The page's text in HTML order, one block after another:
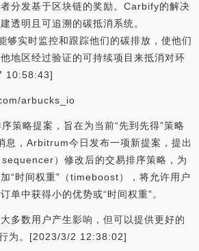
分发基于区块链的奖励。Carbify的解决
透明且可追溯的碳抵消系统。
实时监控和跟踪他们的碳排放，使他们
地区经过验证的可持续项目来抵消对环
10:58:43]
arbucks_io
策略提案，旨在为当前“先到先得”策略
息，Arbitrum今日发布一项新提案，提出
）修改后的交易排序策略，为
“时间权重”（timeboost），将允许用户
单中获得小的优势或“时间权重”。
多数用户产生影响，但可以提供更好的
为。[2023/3/2 12:38:02]